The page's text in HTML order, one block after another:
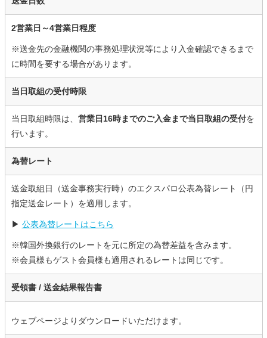
2営業日～4営業日程度
※送金先の金融機関の事務処理状況等により入金確認できるまで
に時間を要する場合があります。
当日取組の受付時限
当日取組時限は、 営業日16時までのご入金まで当日取組の受付を
行います。
為替レート
送金取組日（送金事務実行時）のエクスパロ公表為替レート（円
指定送金レート）を適用します。
▶ 公表為替レートはこちら
※韓国外換銀行のレートを元に所定の為替差益を含みます。
※会員様もゲスト会員様も適用されるレートは同じです。
受領書 /送金結果報告書
ウェブページよりダウンロードいただけます。